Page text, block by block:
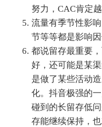
努力，CAC肯定越
流量有季节性影
节等等都是影响因
都说留存最重要
好，还可能是某
是做了某些活动
化。抖音极强的
碰到的长留存低
存能继续保持，